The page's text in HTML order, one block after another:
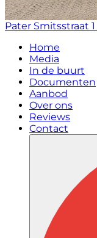
Pater Smitsstraat 1
Home
Media
In de buurt
Documenten
Aanbod
Over ons
Reviews
Contact